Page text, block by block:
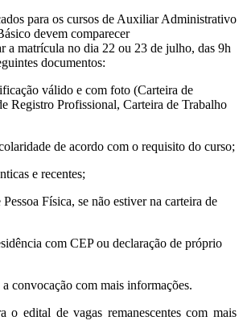
para os cursos de Auxiliar Administrativo
devem comparecer
a matrícula no dia 22 ou 23 de julho, das 9h
documentos:
válido e com foto (Carteira de
Registro Profissional, Carteira de Trabalho
de acordo com o requisito do curso;
e recentes;
Física, se não estiver na carteira de
com CEP ou declaração de próprio
convocação com mais informações.
o edital de vagas remanescentes com mais